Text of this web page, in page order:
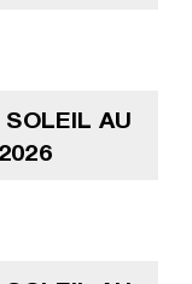
SOLEIL AU